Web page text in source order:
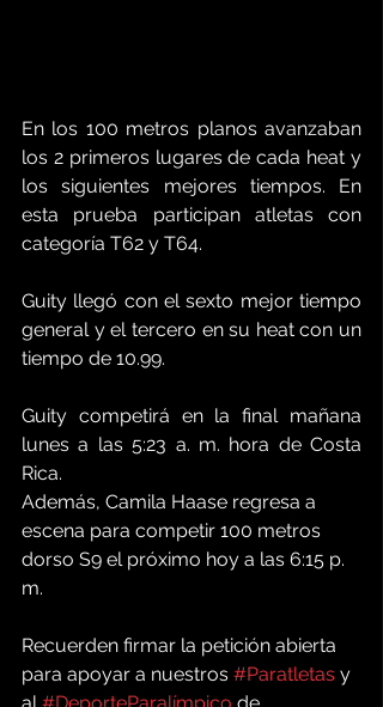
En los 100 metros planos avanzaban
los 2 primeros lugares de cada heat y
los siguientes mejores tiempos. En
esta prueba participan atletas con
categoría T62 y T64.
Guity llegó con el sexto mejor tiempo
general y el tercero en su heat con un
tiempo de 10.99.
Guity competirá en la final mañana
lunes a las 5:23 a. m. hora de Costa
Rica.
Además, Camila Haase regresa a
escena para competir 100 metros
dorso S9 el próximo hoy a las 6:15 p.
m.
Recuerden firmar la petición abierta
para apoyar a nuestros #Paratletas y